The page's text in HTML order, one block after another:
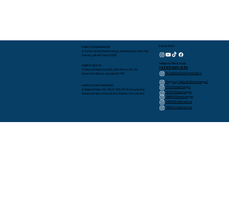
Vaksinasi Dosis 2
KAMPUS RAWAMANGUN
Jl. Sunan Giri No.1 Rawamangun, Rawamangun, Kec. Pulo
Gadung, Jakarta Timur 13220
KAMPUS BEKASI
Jl. Raya Jati Makmur No.10, Jatimakmur, Kec. Pd.
Gede, Kota Bekasi, Jawa Barat 17413
KAMPUS KEBAYORAN BARU
JL. Bujana Dalam, NO. 48, RT. 009, RW. 01, Gunung, Kec.
Kebayoran Baru, Kota Jakarta Selatan, D.K.I. Jakarta
Kontak Kami
Telepon/WhatsApp
+62 817-0337-1952
RA Sakinah (Kebayoran Baru)
Playgroup Sakinah (Rawamangun)
TKIA 13 Rawamangun
SDIA 13 Rawamangun
SMPIA 12 Rawamangun
SMPIA 55 Jatimakmur
SMAIA 33 Jatimakmur